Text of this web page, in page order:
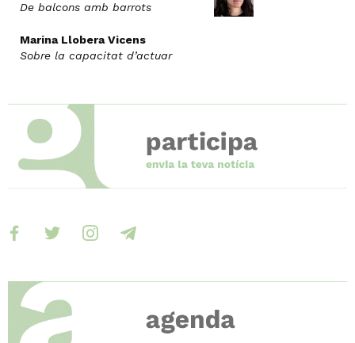
De balcons amb barrots
Marina Llobera Vicens
Sobre la capacitat d’actuar
facebooktwitter instagramtelegram